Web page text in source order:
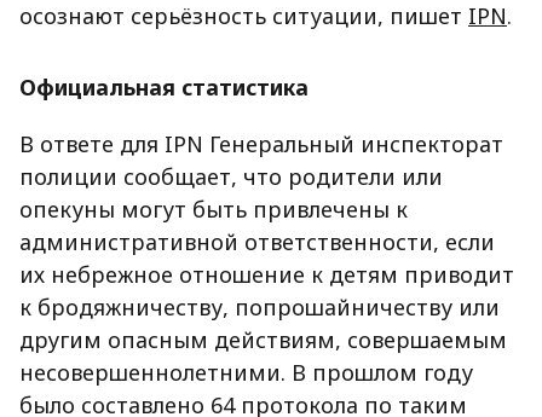
осознают серьёзность ситуации, пишет IPN.
Официальная статистика
В ответе для IPN Генеральный инспекторат
полиции сообщает, что родители или
опекуны могут быть привлечены к
административной ответственности, если
их небрежное отношение к детям приводит
к бродяжничеству, попрошайничеству или
другим опасным действиям, совершаемым
несовершеннолетними. В прошлом году
было составлено 64 протокола по таким